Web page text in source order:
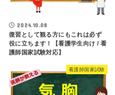
2024.10.08
復習として観る方にもこれは必ず
役に立ちます！【看護学生向け / 看
護師国家試験対応】
看護師国家試験